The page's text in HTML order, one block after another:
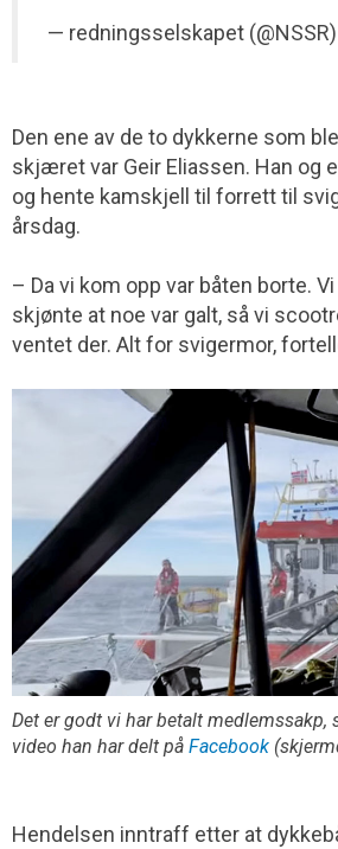
— redningsselskapet (@NSSR)
Den ene av de to dykkerne som
skjæret var Geir Eliassen. Han og
og hente kamskjell til forrett til
årsdag.
– Da vi kom opp var båten borte.
skjønte at noe var galt, så vi
ventet der. Alt for svigermor,
Det er godt vi har betalt medlemssakp,
video han har delt på Facebook
Hendelsen inntraff etter at